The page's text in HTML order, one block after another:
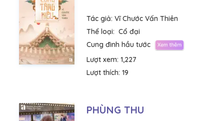
Tác giả: Vĩ Chước Vấn Thiên
Thể loại: Cổ đại
Cung đình hầu tước
Lượt xem: 1,227
Lượt thích: 19
PHÙNG THU